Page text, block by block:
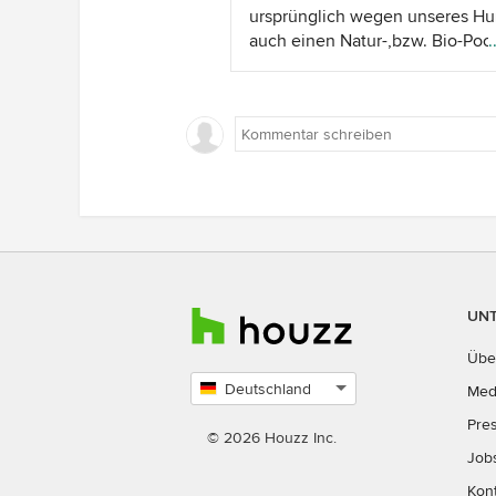
Einbauten (gottseidank kann
beste Ehemann von allen mit
Kreissäge umgehen), schmale
, Hakenleisten, Klapphocker für
ursprünglich wegen unseres
auch einen Natur-,bzw. Bio-Pool
haben wollen. Das Konzept
Erklärungen im Internet und des
Franchisenehmers in unserer
:)), moderner &quot;Look&quot;
Dafür wären wir auch bereit
gewesen, tiefer in die Tasche
greifen, als für eine
Anlage. Ich halte das Drama
mussten mitten im Poolrohbau
Deutschland
auswählen
© 2026 Houzz Inc.